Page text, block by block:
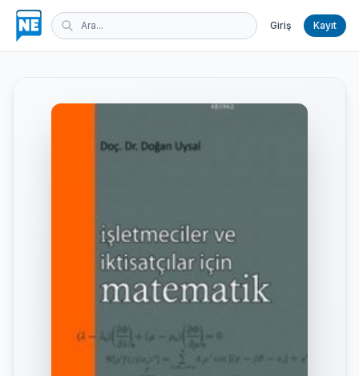
Giriş Kayıt